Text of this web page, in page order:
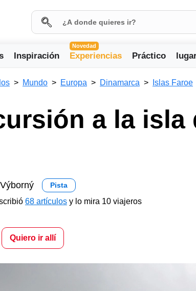
Inspiración
Novedad
Experiencias Práctico
Mundo Europa Dinamarca Islas Faroe
a la isla
Pista
68 artículos y lo mira 10 viajeros
Quiero ir allí